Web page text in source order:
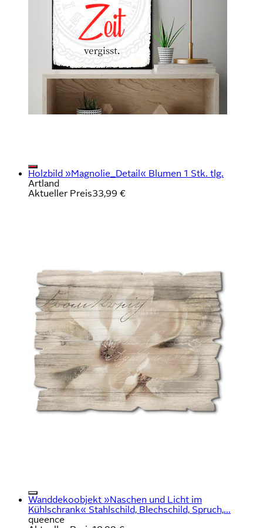
Holzbild »Magnolie_Detail« Blumen 1 Stk. tlg.
Artland
Aktueller Preis33,99 €
Wanddekoobjekt »Naschen und Licht im
Kühlschrank« Stahlschild, Blechschild, Spruch,...
queence